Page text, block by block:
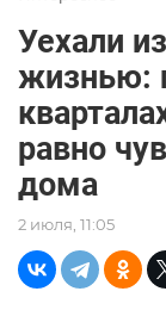
Уехали
жизнью:
равно
дома
2 июля, 11:05